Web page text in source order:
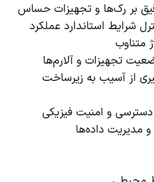
بر رک‌ها و تجهیزات حساس
شرایط استاندارد عملکرد
متناوب
تجهیزات و آلارم‌ها
از آسیب به زیرساخت
و امنیت فیزیکی
مدیریت داده‌ها